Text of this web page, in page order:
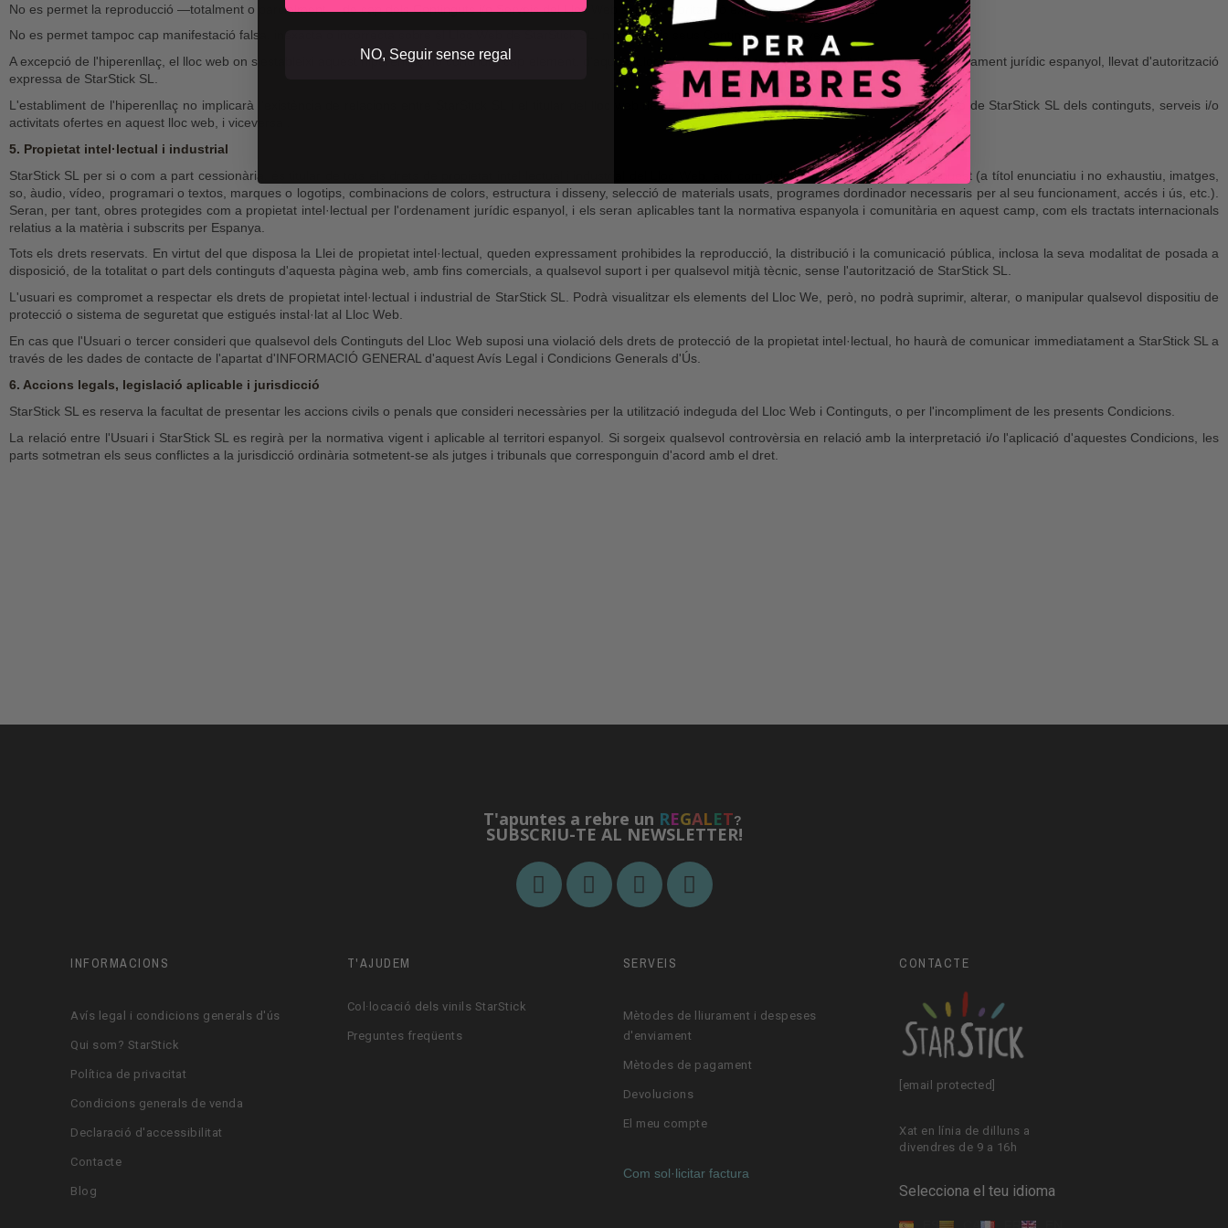
No es permet la reproducció —totalment o parcialment— de cap dels Continguts i/o Serveis del Lloc Web sense autorització expressa de StarStick SL.
No es permet tampoc cap manifestació falsa, inexacta o incorrecta sobre el Lloc Web de StarStick SL, ni sobre els seus Continguts i/o Serveis.
A excepció de l'hiperenllaç, el lloc web on s'estableixi aquest hiperenllaç no contindrà cap element, d'aquest Lloc Web, protegit com a propietat intel·lectual per l'ordenament jurídic espanyol, llevat d'autorització
expressa de StarStick SL.
L'establiment de l'hiperenllaç no implicarà l'existència de relacions entre StarStick SL i el titular del lloc web des del qual es realitzi, ni el coneixement i l'acceptació de StarStick SL dels continguts, serveis i/o
activitats ofertes en aquest lloc web, i viceversa .
5. Propietat intel·lectual i industrial
StarStick SL per si o com a part cessionària, és titular de tots els drets de propietat intel·lectual i industrial del Lloc Web, així com dels elements continguts en aquest (a títol enunciatiu i no exhaustiu, imatges,
so, àudio, vídeo, programari o textos, marques o logotips, combinacions de colors, estructura i disseny, selecció de materials usats, programes dordinador necessaris per al seu funcionament, accés i ús, etc.).
Seran, per tant, obres protegides com a propietat intel·lectual per l'ordenament jurídic espanyol, i els seran aplicables tant la normativa espanyola i comunitària en aquest camp, com els tractats internacionals
relatius a la matèria i subscrits per Espanya.
Tots els drets reservats. En virtut del que disposa la Llei de propietat intel·lectual, queden expressament prohibides la reproducció, la distribució i la comunicació pública, inclosa la seva modalitat de posada a
disposició, de la totalitat o part dels continguts d'aquesta pàgina web, amb fins comercials, a qualsevol suport i per qualsevol mitjà tècnic, sense l'autorització de StarStick SL.
L'usuari es compromet a respectar els drets de propietat intel·lectual i industrial de StarStick SL. Podrà visualitzar els elements del Lloc We, però, no podrà suprimir, alterar, o manipular qualsevol dispositiu de
protecció o sistema de seguretat que estigués instal·lat al Lloc Web.
En cas que l'Usuari o tercer consideri que qualsevol dels Continguts del Lloc Web suposi una violació dels drets de protecció de la propietat intel·lectual, ho haurà de comunicar immediatament a StarStick SL a
través de les dades de contacte de l'apartat d'INFORMACIÓ GENERAL d'aquest Avís Legal i Condicions Generals d'Ús.
6. Accions legals, legislació aplicable i jurisdicció
StarStick SL es reserva la facultat de presentar les accions civils o penals que consideri necessàries per la utilització indeguda del Lloc Web i Continguts, o per l'incompliment de les presents Condicions.
La relació entre l'Usuari i StarStick SL es regirà per la normativa vigent i aplicable al territori espanyol. Si sorgeix qualsevol controvèrsia en relació amb la interpretació i/o l'aplicació d'aquestes Condicions, les
parts sotmetran els seus conflictes a la jurisdicció ordinària sotmetent-se als jutges i tribunals que corresponguin d'acord amb el dret.
T'apuntes a rebre un REGALET?
SUBSCRIU-TE AL NEWSLETTER!
INFORMACIONS
Avís legal i condicions generals d'ús
Qui som? StarStick
Política de privacitat
Condicions generals de venda
Declaració d'accessibilitat
Contacte
Blog
T'AJUDEM
Col·locació dels vinils StarStick
Preguntes freqüents
SERVEIS
Mètodes de lliurament i despeses
d'enviament
Mètodes de pagament
Devolucions
El meu compte
Com sol·licitar factura
CONTACTE
[email protected]
Xat en línia de dilluns a
divendres de 9 a 16h
Selecciona el teu idioma
NO, Seguir sense regal